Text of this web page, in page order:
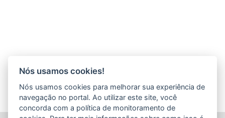
Nós usamos cookies!
Nós usamos cookies para melhorar sua experiência de
navegação no portal. Ao utilizar este site, você
concorda com a política de monitoramento de